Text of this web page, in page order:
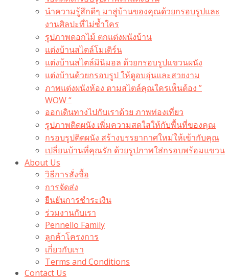
นำความรู้สึกดีๆ มาสู่บ้านของคุณด้วยกรอบรูปและ
งานศิลปะที่ไม่ซ้ำใคร
รูปภาพดอกไม้ ตกแต่งผนังบ้าน
แต่งบ้านสไตล์โมเดิร์น
แต่งบ้านสไตล์มินิมอล ด้วยกรอบรูปแขวนผนัง
แต่งบ้านด้วยกรอบรูป ให้ดูอบอุ่นและสวยงาม
ภาพแต่งผนังห้อง ตามสไตล์คุณใครเห็นต้อง ”
WOW “
ออกเดินทางไปกับเราด้วย ภาพท่องเที่ยว
รูปภาพติดผนัง เพิ่มความสดใสให้กับพื้นที่ของคุณ
กรอบรูปติดผนัง สร้างบรรยากาศใหม่ให้เข้ากับคุณ
เปลี่ยนบ้านที่คุณรัก ด้วยรูปภาพใส่กรอบพร้อมแขวน​
About Us
วิธีการสั่งซื้อ
การจัดส่ง
ยืนยันการชำระเงิน
ร่วมงานกับเรา
Pennello Family
ลูกค้าโครงการ
เกี่ยวกับเรา
Terms and Conditions
Contact Us